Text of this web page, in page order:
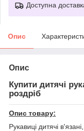
Доступна
Опис
Опис
Купити дитячі
роздріб
Опис товару:
Рукавиці дитячі в'язані,